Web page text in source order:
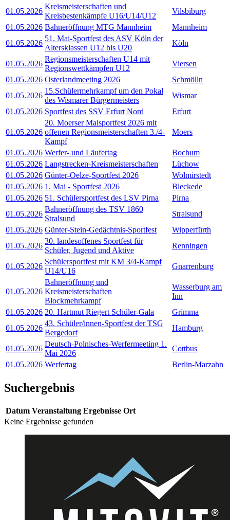
01.05.2026
Kreismeisterschaften und
Kreisbestenkämpfe U16/U14/U12
Vilsbiburg
01.05.2026 Bahneröffnung MTG Mannheim
Mannheim
01.05.2026
51. Mai-Sportfest des ASV Köln der
Altersklassen U12 bis U20
Köln
01.05.2026
Regionsmeisterschaften U14 mit
Regionswettkämpfen U12
Viersen
01.05.2026 Osterlandmeeting 2026
Schmölln
01.05.2026
15.Schülermehrkampf um den Pokal
des Wismarer Bürgermeisters
Wismar
01.05.2026 Sportfest des SSV Erfurt Nord Erfurt
01.05.2026
20. Moerser Maisportfest 2026 mit
offenen Regionsmeisterschaften 3./4-
Kampf
Moers
01.05.2026 Werfer- und Läufertag
Bochum
01.05.2026 Langstrecken-Kreismeisterschaften
Lüchow
01.05.2026 Günter-Oelze-Sportfest 2026
Wolmirstedt
01.05.2026 1. Mai - Sportfest 2026
Bleckede
01.05.2026 51. Schülersportfest des LSV Pirna
Pirna
01.05.2026
Bahneröffnung des TSV 1860
Stralsund
Stralsund
01.05.2026 Günter-Stein-Gedächtnis-Sportfest
Wipperfürth
01.05.2026
30. landesoffenes Sportfest für
Schüler, Jugend und Aktive
Renningen
01.05.2026
Schülersportfest mit KM 3/4-Kampf
U14/U16
Gnarrenburg
01.05.2026
Bahneröffnung und
Kreismeisterschaften
Blockmehrkampf
Wasserburg am
Inn
01.05.2026 20. Hartmut Riegert Schüler-Gala
Grimma
01.05.2026
43. Schüler/innen-Sportfest der TSG
Bergedorf
Hamburg
01.05.2026
Deutsch-Polnisches-Werfermeeting 1.
Mai 2026
Cottbus
01.05.2026 Werfertag Berlin-Marzahn
Suchergebnis
Datum Veranstaltung Ergebnisse Ort
Keine Ergebnisse gefunden